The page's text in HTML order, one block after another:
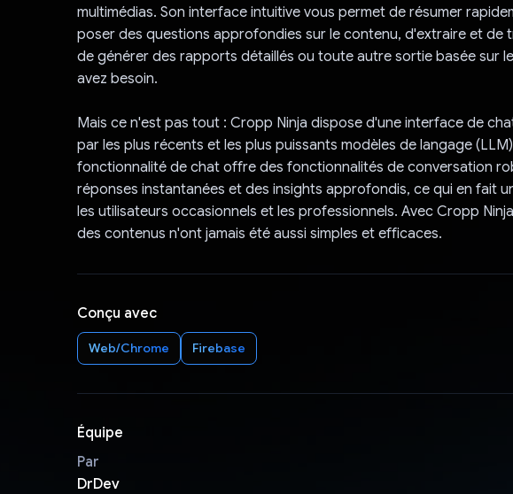
multimédias. Son interface intuitive vous permet de résumer
poser des questions approfondies sur le contenu, d'extraire et de
de générer des rapports détaillés ou toute autre sortie basée sur
avez besoin.
Mais ce n'est pas tout : Cropp Ninja dispose d'une interface de
par les plus récents et les plus puissants modèles de langage
fonctionnalité de chat offre des fonctionnalités de conversation
réponses instantanées et des insights approfondis, ce qui en fait
les utilisateurs occasionnels et les professionnels. Avec Cropp
des contenus n'ont jamais été aussi simples et efficaces.
Conçu avec
Web/Chrome Firebase
Équipe
Par
DrDev